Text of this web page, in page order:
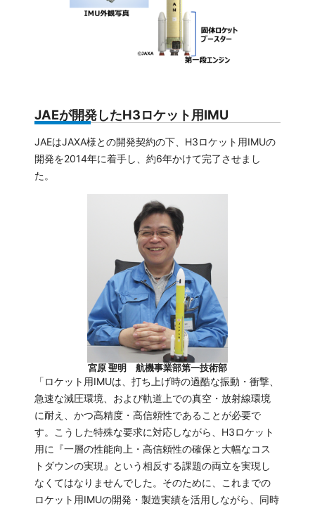
JAEが開発したH3ロケット用IMU
JAEはJAXA様との開発契約の下、H3ロケット用IMUの
開発を2014年に着手し、約6年かけて完了させまし
た。
宮原 聖明 航機事業部第一技術部
「ロケット用IMUは、打ち上げ時の過酷な振動・衝撃、
急速な減圧環境、および軌道上での真空・放射線環境
に耐え、かつ高精度・高信頼性であることが必要で
す。こうした特殊な要求に対応しながら、H3ロケット
用に『一層の性能向上・高信頼性の確保と大幅なコス
トダウンの実現』という相反する課題の両立を実現し
なくてはなりませんでした。そのために、これまでの
ロケット用IMUの開発・製造実績を活用しながら、同時